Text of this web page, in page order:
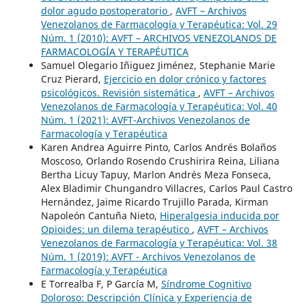
dolor agudo postoperatorio , AVFT – Archivos
Venezolanos de Farmacología y Terapéutica: Vol. 29
Núm. 1 (2010): AVFT – ARCHIVOS VENEZOLANOS DE
FARMACOLOGÍA Y TERAPÉUTICA
Samuel Olegario Iñiguez Jiménez, Stephanie Marie
Cruz Pierard, Ejercicio en dolor crónico y factores
psicológicos. Revisión sistemática , AVFT – Archivos
Venezolanos de Farmacología y Terapéutica: Vol. 40
Núm. 1 (2021): AVFT-Archivos Venezolanos de
Farmacología y Terapéutica
Karen Andrea Aguirre Pinto, Carlos Andrés Bolaños
Moscoso, Orlando Rosendo Crushirira Reina, Liliana
Bertha Licuy Tapuy, Marlon Andrés Meza Fonseca,
Alex Bladimir Chungandro Villacres, Carlos Paul Castro
Hernández, Jaime Ricardo Trujillo Parada, Kirman
Napoleón Cantuña Nieto, Hiperalgesia inducida por
Opioides: un dilema terapéutico , AVFT – Archivos
Venezolanos de Farmacología y Terapéutica: Vol. 38
Núm. 1 (2019): AVFT - Archivos Venezolanos de
Farmacología y Terapéutica
E Torrealba F, P García M, Síndrome Cognitivo
Doloroso: Descripción Clínica y Experiencia de